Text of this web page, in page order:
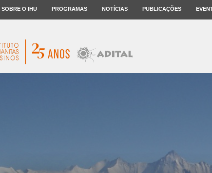
SOBRE O IHU PROGRAMAS NOTÍCIAS PUBLICAÇÕES